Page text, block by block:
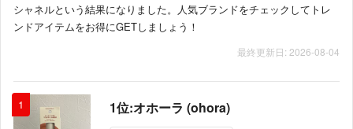
シャネルという結果になりました。人気ブランドをチェックしてトレ
ンドアイテムをお得にGETしましょう！
最終更新日: 2026-08-04
1 1位:オホーラ (ohora)